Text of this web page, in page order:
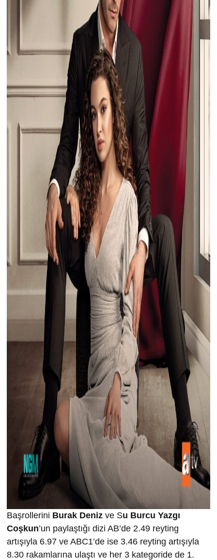
Başrollerini Burak Deniz ve Su Burcu Yazgı
Coşkun’un paylaştığı dizi AB’de 2.49 reyting
artışıyla 6.97 ve ABC1’de ise 3.46 reyting artışıyla
8.30 rakamlarına ulaştı ve her 3 kategoride de 1.